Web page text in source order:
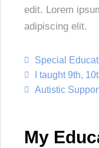
edit. Lorem
adipiscing elit.
Special
I taught 9th,
Autistic
My